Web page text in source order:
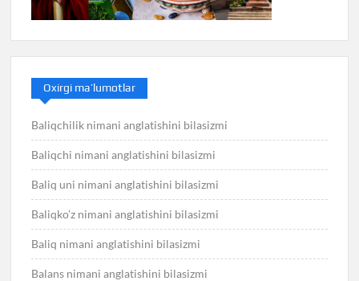
Oxirgi ma’lumotlar
Baliqchilik nimani anglatishini bilasizmi
Baliqchi nimani anglatishini bilasizmi
Baliq uni nimani anglatishini bilasizmi
Baliqko’z nimani anglatishini bilasizmi
Baliq nimani anglatishini bilasizmi
Balans nimani anglatishini bilasizmi